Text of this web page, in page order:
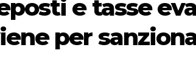
e tasse
per